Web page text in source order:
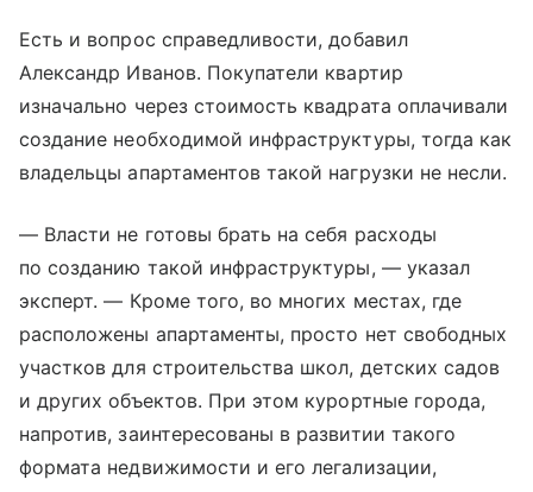
Есть и вопрос справедливости, добавил
Александр Иванов. Покупатели квартир
изначально через стоимость квадрата оплачивали
создание необходимой инфраструктуры, тогда как
владельцы апартаментов такой нагрузки не несли.
— Власти не готовы брать на себя расходы
по созданию такой инфраструктуры, — указал
эксперт. — Кроме того, во многих местах, где
расположены апартаменты, просто нет свободных
участков для строительства школ, детских садов
и других объектов. При этом курортные города,
напротив, заинтересованы в развитии такого
формата недвижимости и его легализации,